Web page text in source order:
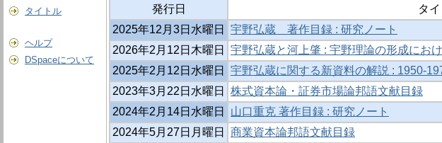
タイトル
ヘルプ
DSpaceについて
発行日 タ
2025年12月3日水曜日
宇野弘蔵 著作目録 : 研究ノート
2026年2月12日木曜日
宇野弘蔵と河上肇 : 宇野理論の形成にお
2025年2月12日水曜日
宇野弘蔵に関する新資料の解説 : 1950-
2023年3月22日水曜日
株式資本論・証券市場論邦語文献目録
2024年2月14日水曜日
山口重克 著作目録 : 研究ノート
2024年5月27日月曜日
商業資本論邦語文献目録